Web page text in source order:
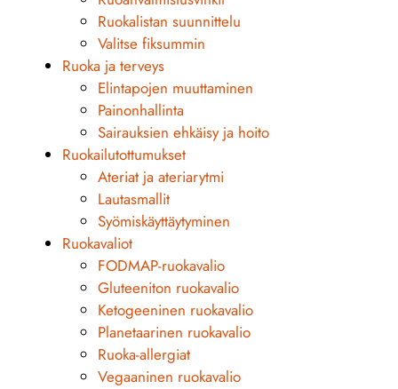
Ruokalistan suunnittelu
Valitse fiksummin
Ruoka ja terveys
Elintapojen muuttaminen
Painonhallinta
Sairauksien ehkäisy ja hoito
Ruokailutottumukset
Ateriat ja ateriarytmi
Lautasmallit
Syömiskäyttäytyminen
Ruokavaliot
FODMAP-ruokavalio
Gluteeniton ruokavalio
Ketogeeninen ruokavalio
Planetaarinen ruokavalio
Ruoka-allergiat
Vegaaninen ruokavalio